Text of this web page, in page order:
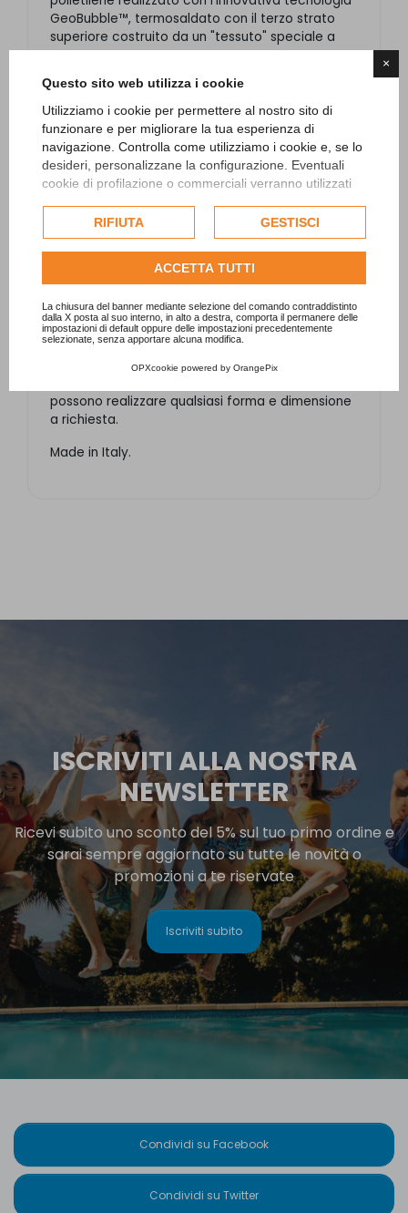
×
Questo sito web utilizza i cookie
Utilizziamo i cookie per permettere al nostro sito di
funzionare e per migliorare la tua esperienza di
navigazione. Controlla come utilizziamo i cookie e, se lo
desideri, personalizzane la configurazione. Eventuali
cookie di profilazione o commerciali verranno utilizzati
dell'utente e, se consentito, potrebbero essere utilizzati
per personalizzare gli annunci pubblicitari. Per ulteriori
informazioni su come Google utilizza i dati raccolti,
politica sulla privacy di Google
Consulta l'informativa cookie completa.
RIFIUTA GESTISCI
ACCETTA TUTTI
La chiusura del banner mediante selezione del comando contraddistinto
dalla X posta al suo interno, in alto a destra, comporta il permanere delle
impostazioni di default oppure delle impostazioni precedentemente
selezionate, senza apportare alcuna modifica.
OPXcookie powered by OrangePix
GeoBubble™, termosaldato con il terzo strato
superiore costruito da un "tessuto" speciale a
trama.
La coperture è isotermica galleggiante a
bolle con spessore 400 micron (peso 540gr/m2)
e le misure delle celle d'aria sono 15x30 mm.
La copertura isotermica Sunweave è resistente
nel tempo e uno dei suoi vantaggi è la riduzione
dei costi di riscaldamento e di mantenimento
con un risparmio energetico fino al 50% e fino al
30% di utilizzo dei prodotti chimici.
Il prezzo si riferisce a copertura per specchio
d'acqua rettangolare 4x9 con bordatura in PE e
corda sintetica galleggiante per la stesura della
copertura (10 metri di lunghezza).
possono realizzare qualsiasi forma e dimensione
a richiesta.
Made in Italy.
ISCRIVITI ALLA NOSTRA
NEWSLETTER
Ricevi subito uno sconto del 5% sul tuo primo ordine e
sarai sempre aggiornato su tutte le novità o
promozioni a te riservate
Iscriviti subito
Condividi su Facebook
Condividi su Twitter